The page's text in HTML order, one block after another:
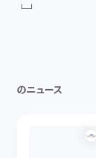
└┘
のニュース